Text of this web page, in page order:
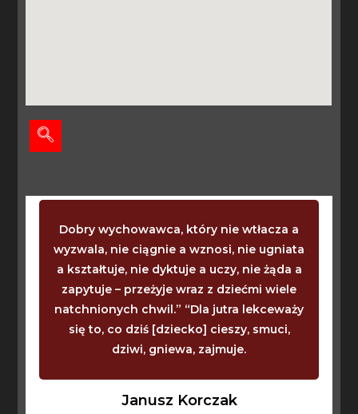
Dobry wychowawca, który nie wtłacza a
wyzwala, nie ciągnie a wznosi, nie ugniata
a kształtuje, nie dyktuje a uczy, nie żąda a
zapytuje – przeżyje wraz z dziećmi wiele
natchnionych chwil.” “Dla jutra lekceważy
się to, co dziś [dziecko] cieszy, smuci,
dziwi, gniewa, zajmuje.
Janusz Korczak